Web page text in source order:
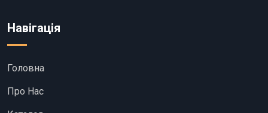
Навігація
Головна
Про Нас